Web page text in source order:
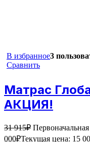
В избранное3
Сравнить
Матрас
АКЦИЯ!
31 915₽
000₽Текущая цена: 15